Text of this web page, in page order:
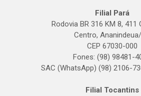
Filial Pará
Rodovia BR 316 KM 8, 411
Centro,
CEP 67030-000
Fones: (98) 98481-
SAC (WhatsApp) (98) 2106-
Filial Tocantins